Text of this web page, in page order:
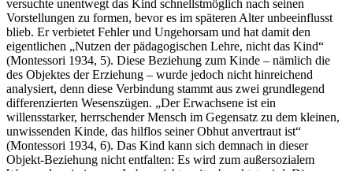
versuchte unentwegt das Kind schnellstmöglich nach seinen
Vorstellungen zu formen, bevor es im späteren Alter unbeeinflusst
blieb. Er verbietet Fehler und Ungehorsam und hat damit den
eigentlichen „Nutzen der pädagogischen Lehre, nicht das Kind“
(Montessori 1934, 5). Diese Beziehung zum Kinde – nämlich die
des Objektes der Erziehung – wurde jedoch nicht hinreichend
analysiert, denn diese Verbindung stammt aus zwei grundlegend
differenzierten Wesenszügen. „Der Erwachsene ist ein
willensstarker, herrschender Mensch im Gegensatz zu dem kleinen,
unwissenden Kinde, das hilflos seiner Obhut anvertraut ist“
(Montessori 1934, 6). Das Kind kann sich demnach in dieser
Objekt-Beziehung nicht entfalten: Es wird zum außersozialem